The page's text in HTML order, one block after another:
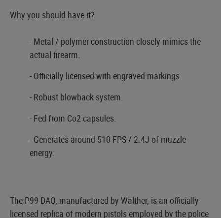
Why you should have it?
- Metal / polymer construction closely mimics the
actual firearm.
- Officially licensed with engraved markings.
- Robust blowback system.
- Fed from Co2 capsules.
- Generates around 510 FPS / 2.4J of muzzle
energy.
The P99 DAO, manufactured by Walther, is an officially
licensed replica of modern pistols employed by the police